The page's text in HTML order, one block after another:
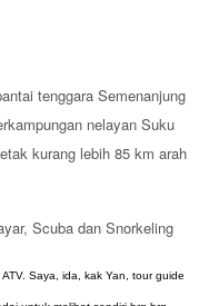
tenggara Semenanjung
nelayan Suku
kurang lebih 85 km arah
Scuba dan Snorkeling
Saya, ida, kak Yan, tour guide